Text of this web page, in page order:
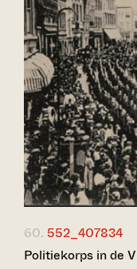
60. 552_407834
Politiekorps in de